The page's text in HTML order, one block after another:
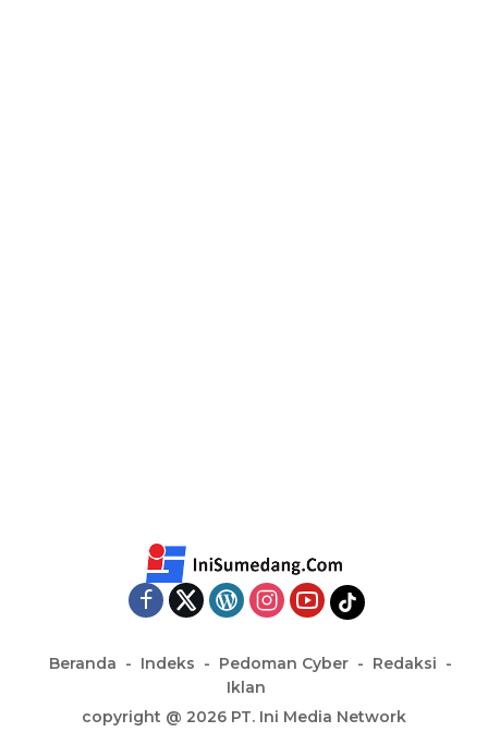
Beranda Indeks Pedoman Cyber
Redaksi
Iklan
copyright @ 2026 PT. Ini Media Network